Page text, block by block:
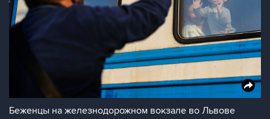
Беженцы на железнодорожном вокзале во Львове